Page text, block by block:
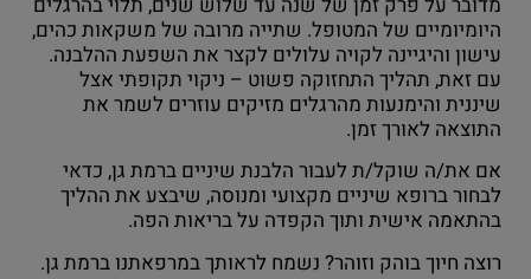
היומיומיים של המטופל. שתייה מרובה של משקאות כהים,
עישון והיגיינה לקויה עלולים לקצר את השפעת ההלבנה.
עם זאת, תהליך התחזוקה פשוט – ניקוי תקופתי אצל
שיננית והימנעות מהרגלים מזיקים עוזרים לשמר את
התוצאה לאורך זמן.
אם את/ה שוקל/ת לעבור הלבנת שיניים ברמת גן, כדאי
לבחור ברופא שיניים מקצועי ומנוסה, שיבצע את ההליך
בהתאמה אישית ותוך הקפדה על בריאות הפה.
רוצה חיוך בוהק וזוהר? נשמח לראותך במרפאתנו ברמת גן.